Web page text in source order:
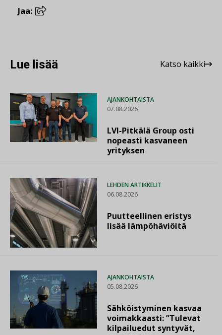
Jaa:
Lue lisää Katso kaikki
AJANKOHTAISTA
07.08.2026
LVI-Pitkälä Group osti
nopeasti kasvaneen
yrityksen
LEHDEN ARTIKKELIT
06.08.2026
Puutteellinen eristys
lisää lämpöhäviöitä
AJANKOHTAISTA
05.08.2026
Sähköistyminen kasvaa
voimakkaasti: ”Tulevat
kilpailuedut syntyvät,